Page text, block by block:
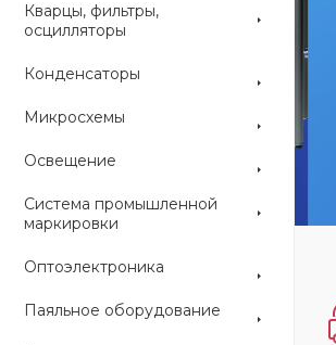
Кварцы, фильтры,
осцилляторы
Конденсаторы
Микросхемы
Освещение
Система промышленной
маркировки
Оптоэлектроника
Паяльное оборудование